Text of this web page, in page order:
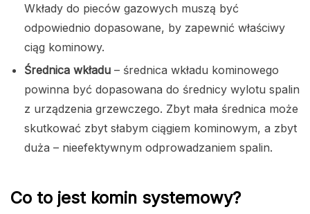
Wkłady do pieców gazowych muszą być
odpowiednio dopasowane, by zapewnić właściwy
ciąg kominowy.
Średnica wkładu – średnica wkładu kominowego
powinna być dopasowana do średnicy wylotu spalin
z urządzenia grzewczego. Zbyt mała średnica może
skutkować zbyt słabym ciągiem kominowym, a zbyt
duża – nieefektywnym odprowadzaniem spalin.
Co to jest komin systemowy?